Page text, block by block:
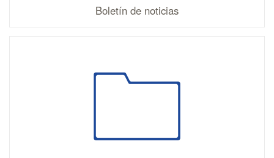
Boletín de noticias